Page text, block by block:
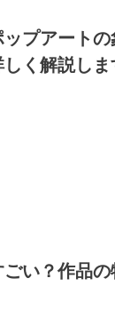
プアート
く解説しま
い？作品